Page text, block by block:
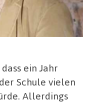
ein Jahr
Schule vielen
Allerdings